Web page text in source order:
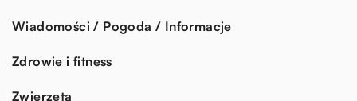
Wiadomości / Pogoda / Informacje
Zdrowie i fitness
Zwierzęta